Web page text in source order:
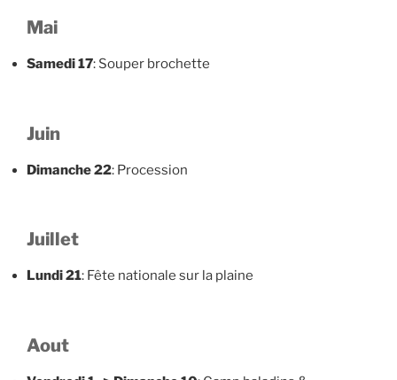
Mai
Samedi 17: Souper brochette
Juin
Dimanche 22: Procession
Juillet
Lundi 21: Fête nationale sur la plaine
Aout